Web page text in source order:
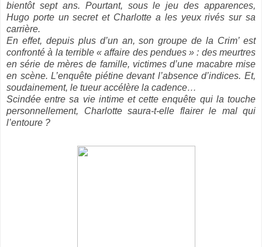
bientôt sept ans. Pourtant, sous le jeu des apparences,
Hugo porte un secret et Charlotte a les yeux rivés sur sa
carrière.
En effet, depuis plus d’un an, son groupe de la Crim’ est
confronté à la terrible « affaire des pendues » : des meurtres
en série de mères de famille, victimes d’une macabre mise
en scène. L’enquête piétine devant l’absence d’indices. Et,
soudainement, le tueur accélère la cadence…
Scindée entre sa vie intime et cette enquête qui la touche
personnellement, Charlotte saura-t-elle flairer le mal qui
l’entoure ?